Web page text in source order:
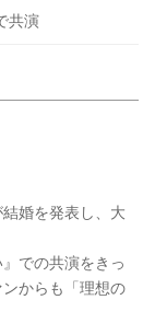
共演
婚を発表し、大
での共演をきっ
からも「理想の